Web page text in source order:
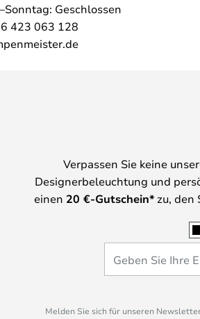
Geschlossen
423 063 128
Verpassen Sie keine
Designerbeleuchtung und
einen 20 €-Gutschein*zu, den
Melden Sie sich für unseren